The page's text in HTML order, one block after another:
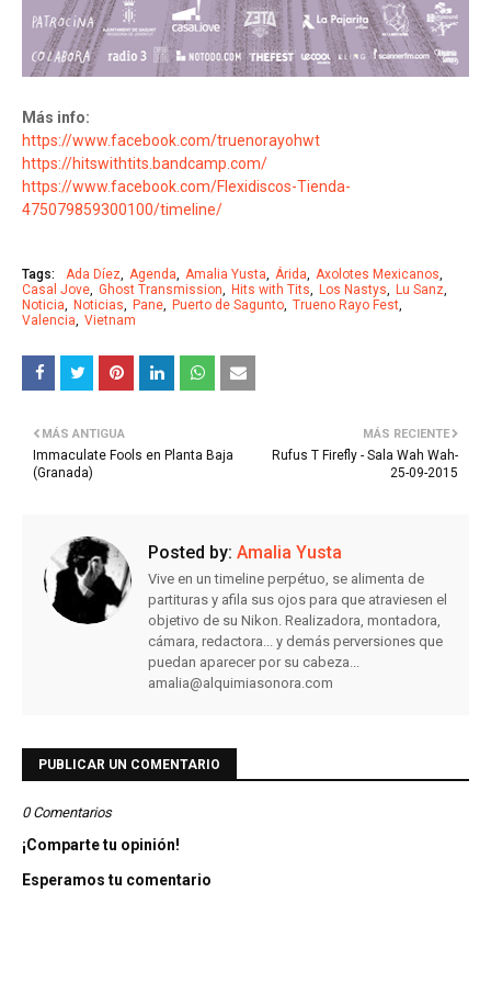
Más info:
https://www.facebook.com/truenorayohwt
https://hitswithtits.bandcamp.com/
https://www.facebook.com/Flexidiscos-Tienda-
475079859300100/timeline/
Tags: Ada Díez Agenda Amalia Yusta Árida
Axolotes Mexicanos
Casal Jove Ghost Transmission Hits with Tits Los Nastys
Lu Sanz
Noticia
Noticias Pane Puerto de Sagunto Trueno Rayo Fest
Valencia
Vietnam
MÁS RECIENTE
Rufus T Firefly - Sala Wah Wah-
25-09-2015
MÁS ANTIGUA
Immaculate Fools en Planta Baja
(Granada)
Posted by: Amalia Yusta
Vive en un timeline perpétuo, se alimenta de
partituras y afila sus ojos para que atraviesen el
objetivo de su Nikon. Realizadora, montadora,
cámara, redactora... y demás perversiones que
puedan aparecer por su cabeza...
amalia@alquimiasonora.com
PUBLICAR UN COMENTARIO
0 Comentarios
¡Comparte tu opinión!
Esperamos tu comentario